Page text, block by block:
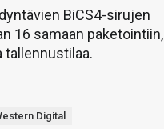
BiCS4-sirujen
16 samaan paketointiin,
tallennustilaa.
Digital